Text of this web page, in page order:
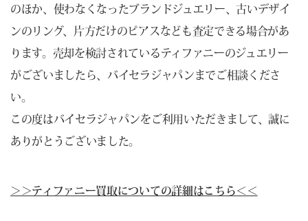
のほか、使わなくなったブランドジュエリー、古いデザイ
ンのリング、片方だけのピアスなども査定できる場合があ
ります。売却を検討されているティファニーのジュエリー
がございましたら、バイセラジャパンまでご相談くださ
い。
この度はバイセラジャパンをご利用いただきまして、誠に
ありがとうございました。
＞＞ティファニー買取についての詳細はこちら＜＜